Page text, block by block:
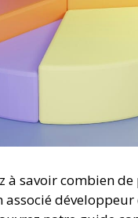
à savoir combien
associé